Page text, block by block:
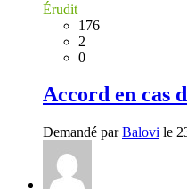
Érudit
176
2
0
Accord en cas
Demandé parBalovi le